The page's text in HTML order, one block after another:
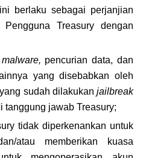
berlaku sebagai perjanjian
Treasury dengan
malware, pencurian data, dan
yang disebabkan oleh
sudah dilakukan
jailbreak
tanggung jawab Treasury;
tidak diperkenankan untuk
atau memberikan kuasa